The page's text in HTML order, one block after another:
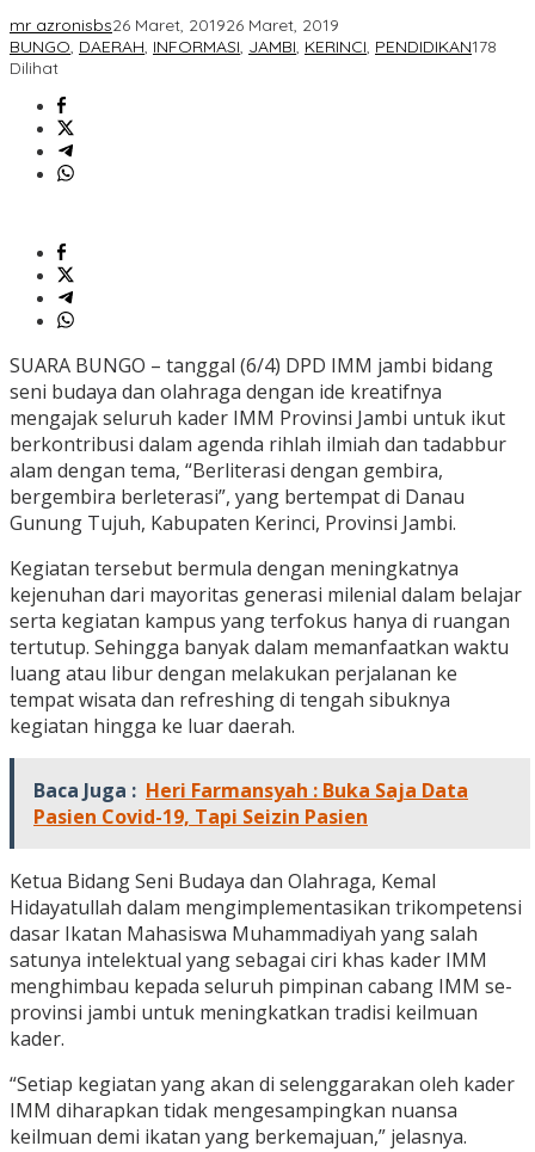
mr azronisbs26 Maret, 201926 Maret, 2019
BUNGO, DAERAH, INFORMASI, JAMBI, KERINCI, PENDIDIKAN178
Dilihat
SUARA BUNGO – tanggal (6/4) DPD IMM jambi bidang
seni budaya dan olahraga dengan ide kreatifnya
mengajak seluruh kader IMM Provinsi Jambi untuk ikut
berkontribusi dalam agenda rihlah ilmiah dan tadabbur
alam dengan tema, “Berliterasi dengan gembira,
bergembira berleterasi”, yang bertempat di Danau
Gunung Tujuh, Kabupaten Kerinci, Provinsi Jambi.
Kegiatan tersebut bermula dengan meningkatnya
kejenuhan dari mayoritas generasi milenial dalam belajar
serta kegiatan kampus yang terfokus hanya di ruangan
tertutup. Sehingga banyak dalam memanfaatkan waktu
luang atau libur dengan melakukan perjalanan ke
tempat wisata dan refreshing di tengah sibuknya
kegiatan hingga ke luar daerah.
Baca Juga : Heri Farmansyah : Buka Saja Data
Pasien Covid-19, Tapi Seizin Pasien
Ketua Bidang Seni Budaya dan Olahraga, Kemal
Hidayatullah dalam mengimplementasikan trikompetensi
dasar Ikatan Mahasiswa Muhammadiyah yang salah
satunya intelektual yang sebagai ciri khas kader IMM
menghimbau kepada seluruh pimpinan cabang IMM se-
provinsi jambi untuk meningkatkan tradisi keilmuan
kader.
“Setiap kegiatan yang akan di selenggarakan oleh kader
IMM diharapkan tidak mengesampingkan nuansa
keilmuan demi ikatan yang berkemajuan,” jelasnya.